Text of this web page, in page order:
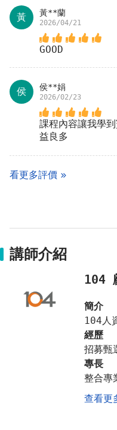
黃 黃**蘭
2026/04/21
GOOD
侯 侯**娟
2026/02/23
課程內容讓我學
益良多
看更多評價
講師介紹
104
簡介
104人
經歷
專長
查看更